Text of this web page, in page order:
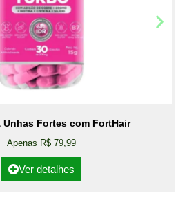
Unhas Fortes com FortHair
Apenas R$ 79,99
Ver detalhes